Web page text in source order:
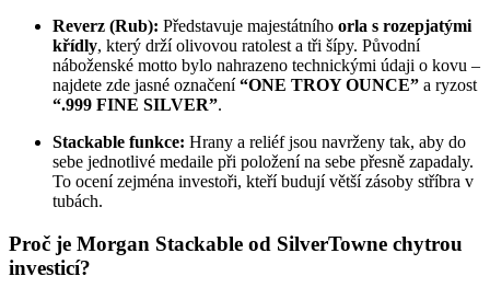
Reverz (Rub): Představuje majestátního orla s rozepjatými
křídly, který drží olivovou ratolest a tři šípy. Původní
náboženské motto bylo nahrazeno technickými údaji o kovu –
najdete zde jasné označení“ONE TROY OUNCE” a ryzost
“.999 FINE SILVER”.
Stackable funkce: Hrany a reliéf jsou navrženy tak, aby do
sebe jednotlivé medaile při položení na sebe přesně zapadaly.
To ocení zejména investoři, kteří budují větší zásoby stříbra v
tubách.
Proč je Morgan Stackable od SilverTowne chytrou
investicí?